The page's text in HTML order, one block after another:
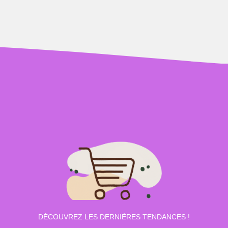
DÉCOUVREZ LES DERNIÈRES TENDANCES !